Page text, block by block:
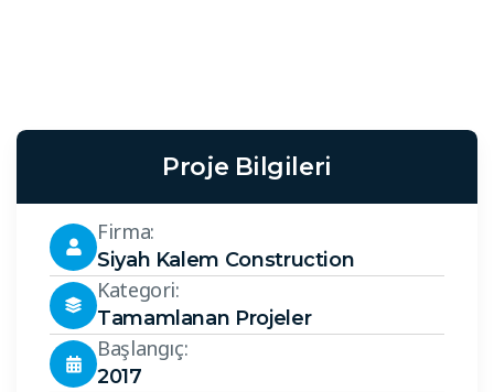
Proje Bilgileri
Firma:
Siyah Kalem Construction
Kategori:
Tamamlanan Projeler
Başlangıç:
2017